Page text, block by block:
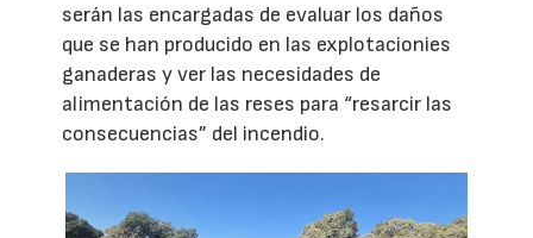
serán las encargadas de evaluar los daños
que se han producido en las explotacionies
ganaderas y ver las necesidades de
alimentación de las reses para “resarcir las
consecuencias” del incendio.